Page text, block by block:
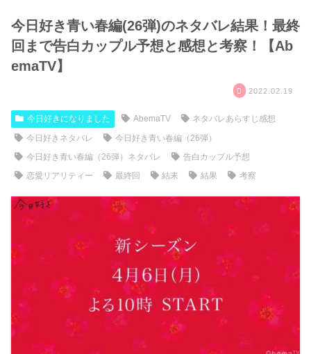
今日好き青い春編(26弾)のネタバレ結果！最終
回まで告白カップル予想と感想と考察！【Ab
emaTV】
2022.02.19
今日好きになりました AbemaTV
ネタバレあらすじ感想
今日好きネタバレ
今日好き青い春編（26弾）
今日好き青い春編（26弾）ネタバレ
告白カップル予想
恋愛リアリティー
最終回 結末 結果 考察